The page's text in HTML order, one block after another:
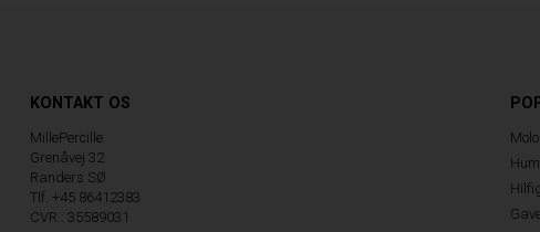
KONTAKT OS
MillePercille
Grenåvej 32
Randers SØ
Tlf. +45 86412383
CVR.: 35589031
Molo